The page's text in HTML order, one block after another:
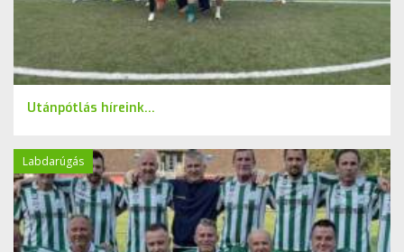
Utánpótlás híreink...
Labdarúgás